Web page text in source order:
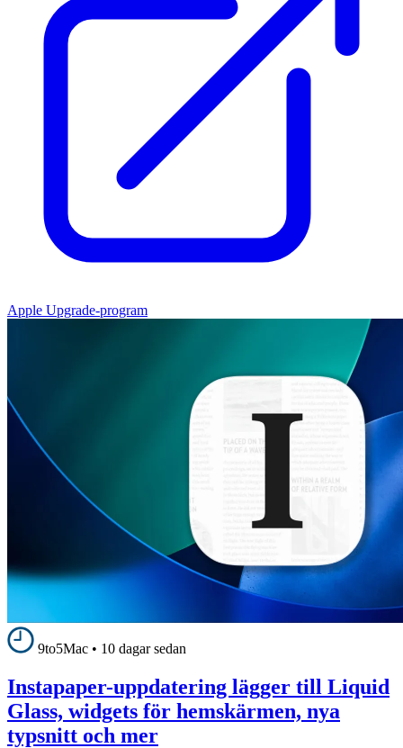
Apple Upgrade-program
9to5Mac • 10 dagar sedan
Instapaper-uppdatering lägger till Liquid
Glass, widgets för hemskärmen, nya
typsnitt och mer